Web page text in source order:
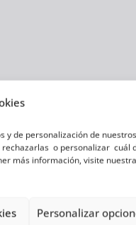
y de personalización de nuestros
rechazarlas o personalizar cuál
más información, visite nuestra
Personalizar